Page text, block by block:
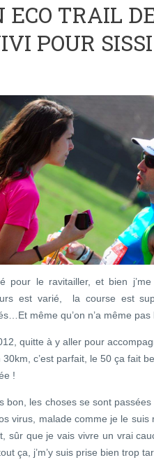
ECO TRAIL
POUR SISSI
pour le ravitailler, et bien
est varié, la course est
même qu’on n’a même pas
quitte à y aller pour
30km, c’est parfait, le 50 ça fait
!
bon, les choses se sont
virus, malade comme je le
sûr que je vais vivre un vrai
ça, j’m’y suis prise bien trop